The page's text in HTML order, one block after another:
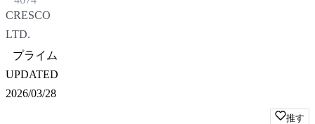
CRESCO
LTD.
プライム
UPDATED
2026/03/28
推す